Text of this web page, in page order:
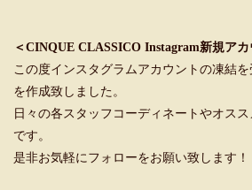
＜CINQUE CLASSICO Instagram新規ア
この度インスタグラムアカウントの凍結
を作成致しました。
日々の各スタッフコーディネートやオス
です。
是非お気軽にフォローをお願い致します！